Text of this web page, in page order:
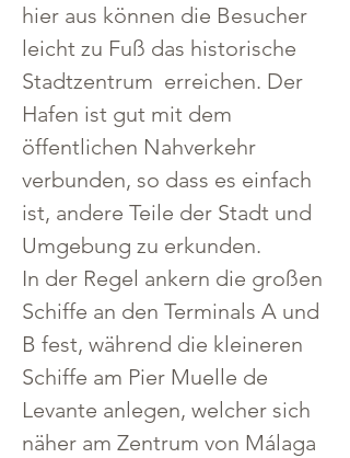
hier aus können die Besucher
leicht zu Fuß das historische
Stadtzentrum  erreichen. Der
Hafen ist gut mit dem
öffentlichen Nahverkehr
verbunden, so dass es einfach
ist, andere Teile der Stadt und
Umgebung zu erkunden.
In der Regel ankern die großen
Schiffe an den Terminals A und
B fest, während die kleineren
Schiffe am Pier Muelle de
Levante anlegen, welcher sich
näher am Zentrum von Málaga